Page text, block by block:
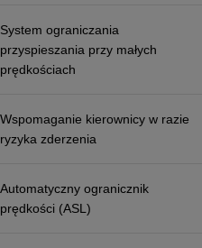
System ograniczania
przyspieszania przy małych
prędkościach
Wspomaganie kierownicy w razie
ryzyka zderzenia
Automatyczny ogranicznik
prędkości (ASL)